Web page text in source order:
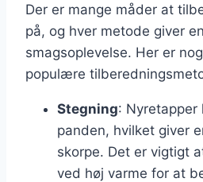
Der er mange måder at
på, og hver metode giver
smagsoplevelse. Her er
populære
Stegning: Nyretapper
panden, hvilket giver
skorpe. Det er vigtigt
ved høj varme for at